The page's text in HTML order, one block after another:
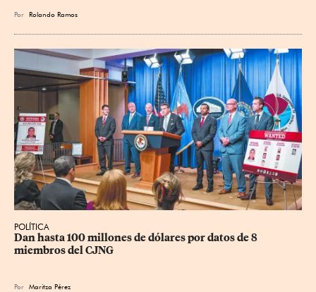
Por Rolando Ramos
POLÍTICA
Dan hasta 100 millones de dólares por datos de 8
miembros del CJNG
Por Maritza Pérez